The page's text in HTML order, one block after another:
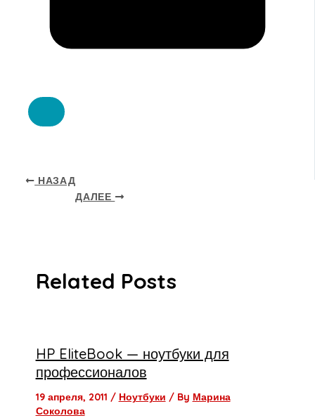
НАЗАД
ДАЛЕЕ
Related Posts
HP EliteBook — ноутбуки для
профессионалов
19 апреля, 2011 / Ноутбуки / By Марина
Соколова